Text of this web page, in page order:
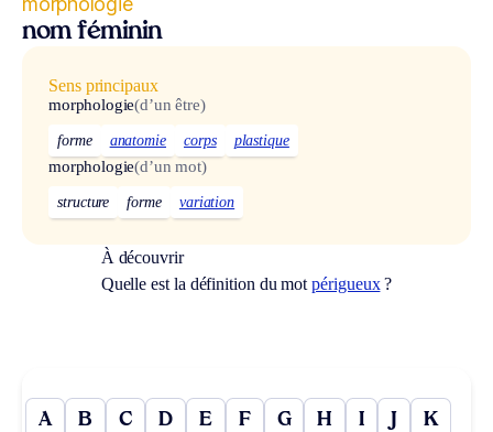
nom féminin
Sens principaux
morphologie(d’un être)
forme anatomie corps plastique
morphologie(d’un mot)
structure forme variation
À découvrir
Quelle est la définition du motpérigueux?
A B C D E F G H I J K